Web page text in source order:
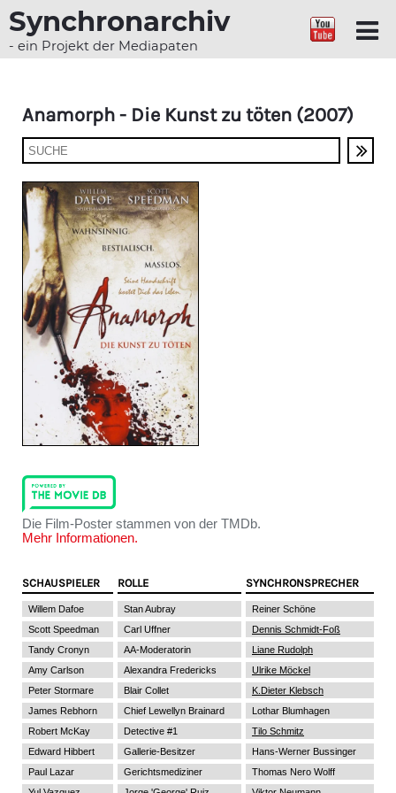
Synchronarchiv
- ein Projekt der Mediapaten
Anamorph - Die Kunst zu töten (2007)
Die Film-Poster stammen von der TMDb.
Mehr Informationen.
SCHAUSPIELER ROLLE SYNCHRONSPRECHER
Willem Dafoe Stan Aubray
Reiner Schöne
Scott Speedman
Carl Uffner
Dennis Schmidt-Foß
Tandy Cronyn
AA-Moderatorin
Liane Rudolph
Amy Carlson
Alexandra Fredericks
Ulrike Möckel
Peter Stormare
Blair Collet
K.Dieter Klebsch
James Rebhorn
Chief Lewellyn Brainard
Lothar Blumhagen
Robert McKay
Detective #1
Tilo Schmitz
Edward Hibbert
Gallerie-Besitzer
Hans-Werner Bussinger
Paul Lazar
Gerichtsmediziner
Thomas Nero Wolff